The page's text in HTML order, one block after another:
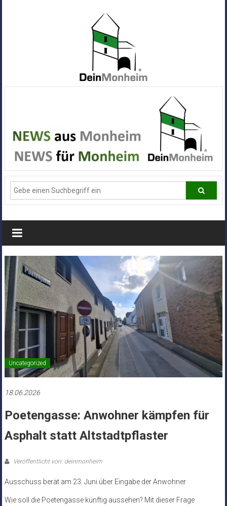
Alle
News
aus
Deiner
Stadt
Monheim
Uncategorized
18.06.2026
Poetengasse: Anwohner kämpfen für
Asphalt statt Altstadtpflaster
Veröffentlicht von: deinmonheim
Ausschuss berät am 23. Juni über Eingabe der Anwohner
Wie soll die Poetengasse künftig aussehen? Mit dieser Frage